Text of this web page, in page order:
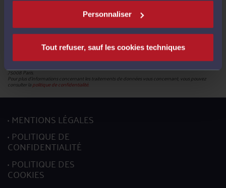
Personnaliser
Tout refuser, sauf les cookies techniques
met en œuvre un traitement de données caractère personnel en vue de la création de votre compte
pour pouvoir accéder aux services proposés par la plateforme et bénéficier de ces derniers.
mettre à jour votre profil.
Conformément à la réglementation en vigueur, vous disposez du droit de demander l'accès, la
rectification, l’effacement et la portabilité de vos données ainsi que la limitation du traitement. Vous
pouvez en outre retirer votre consentement pour les traitements basés sur ce fondement juridique.
L’exercice de ces droits s’effectuent, auprès du délégué à la protection des données, par l’envoi soit
d’un courriel à l’adresse mail :donneespersonnelles@cnb.avocat.fr, soit d’un courrier par voie postale à
75008 Paris.
Pour plus d’informations concernant les traitements de données vous concernant, vous pouvez
consulter lapolitique de confidentialité.
MENTIONS LÉGALES
POLITIQUE DE
CONFIDENTIALITÉ
POLITIQUE DES
COOKIES